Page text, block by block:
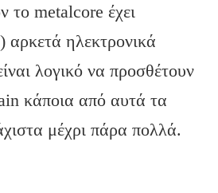
το metalcore έχει
αρκετά ηλεκτρονικά
λογικό να προσθέτουν
κάποια από αυτά τα
μέχρι πάρα πολλά.